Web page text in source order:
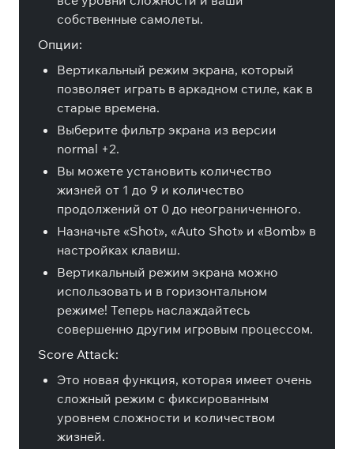
собственные самолеты.
Опции:
Вертикальный режим экрана, который
позволяет играть в аркадном стиле, как в
старые времена.
Выберите фильтр экрана из версии
normal +2.
Вы можете установить количество
жизней от 1 до 9 и количество
продолжений от 0 до неограниченного.
Назначьте «Shot», «Auto Shot» и «Bomb» в
настройках клавиш.
Вертикальный режим экрана можно
использовать и в горизонтальном
режиме! Теперь наслаждайтесь
совершенно другим игровым процессом.
Score Attack:
Это новая функция, которая имеет очень
сложный режим с фиксированным
уровнем сложности и количеством
жизней.